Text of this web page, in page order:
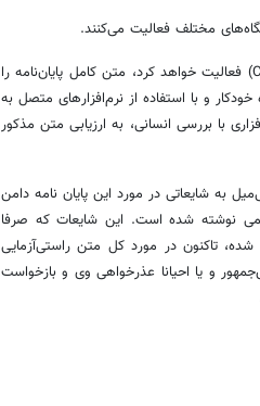
مختلف فعالیت می‌کنند.
پایگاه Rouhanithesis.com که به شیوه جمع‌سپاری‌شده (Crowdsourcing) فعالیت خواهد کرد، متن کامل پایان‌نامه را
و با استفاده از نرم‌افزارهای متصل به
با بررسی انسانی، به ارزیابی متن مذکور
به شایعاتی در مورد این پایان نامه دامن
نوشته شده است. این شایعات که صرفا
تاکنون در مورد کل متن راستی‌آزمایی
و یا احیانا عذرخواهی وی و بازخواست